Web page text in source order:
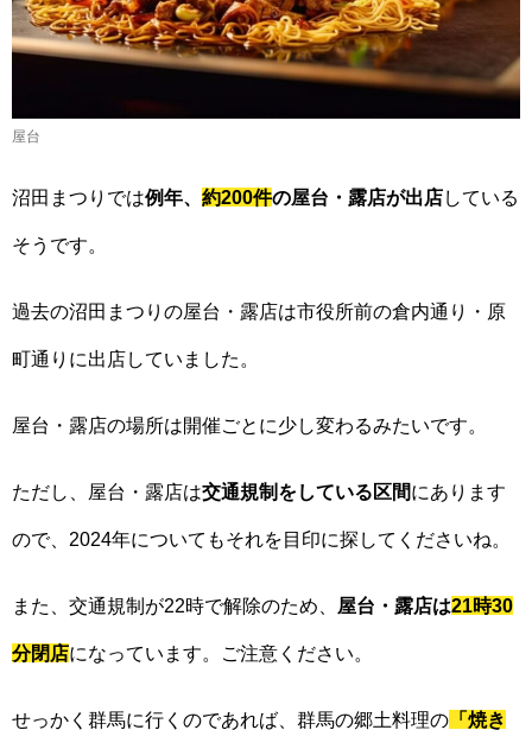
屋台
沼田まつりでは例年、 約200件の屋台・露店が出店している
そうです。
過去の沼田まつりの屋台・露店は市役所前の倉内通り・原
町通りに出店していました。
屋台・露店の場所は開催ごとに少し変わるみたいです。
ただし、屋台・露店は交通規制をしている区間にあります
ので、2024年についてもそれを目印に探してくださいね。
また、交通規制が22時で解除のため、 屋台・露店は21時30
分閉店になっています。ご注意ください。
せっかく群馬に行くのであれば、群馬の郷土料理の 「焼き